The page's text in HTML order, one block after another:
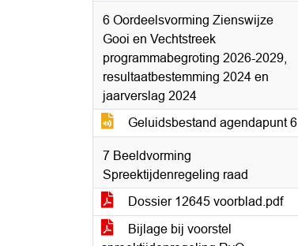
6 Oordeelsvorming Zienswijze
Gooi en Vechtstreek
programmabegroting 2026-2029,
resultaatbestemming 2024 en
jaarverslag 2024
Geluidsbestand agendapunt 6
7 Beeldvorming
Spreektijdenregeling raad
Dossier 12645 voorblad.pdf
Bijlage bij voorstel